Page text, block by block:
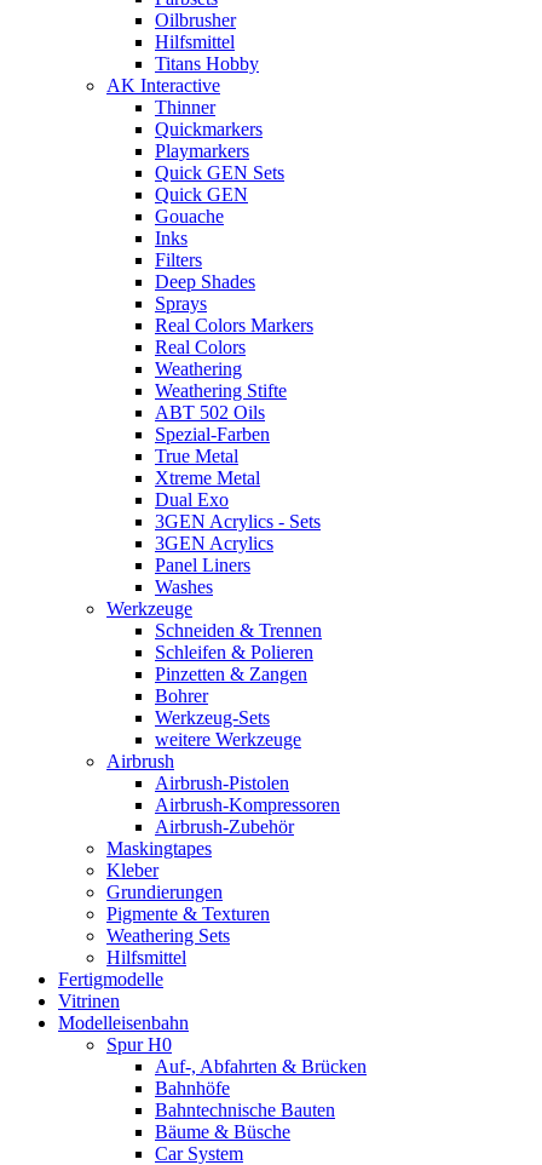
Oilbrusher
Hilfsmittel
Titans Hobby
AK Interactive
Thinner
Quickmarkers
Playmarkers
Quick GEN Sets
Quick GEN
Gouache
Inks
Filters
Deep Shades
Sprays
Real Colors Markers
Real Colors
Weathering
Weathering Stifte
ABT 502 Oils
Spezial-Farben
True Metal
Xtreme Metal
Dual Exo
3GEN Acrylics - Sets
3GEN Acrylics
Panel Liners
Washes
Werkzeuge
Schneiden & Trennen
Schleifen & Polieren
Pinzetten & Zangen
Bohrer
Werkzeug-Sets
weitere Werkzeuge
Airbrush
Airbrush-Pistolen
Airbrush-Kompressoren
Airbrush-Zubehör
Maskingtapes
Kleber
Grundierungen
Pigmente & Texturen
Weathering Sets
Hilfsmittel
Fertigmodelle
Vitrinen
Modelleisenbahn
Spur H0
Auf-, Abfahrten & Brücken
Bahnhöfe
Bahntechnische Bauten
Bäume & Büsche
Car System